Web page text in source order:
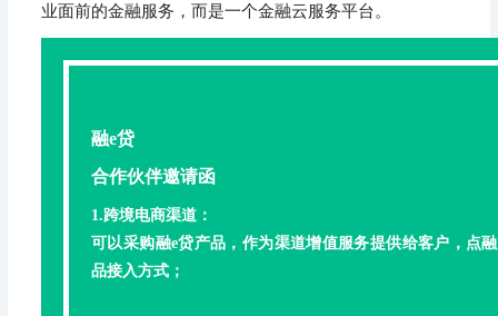
业面前的金融服务，而是一个金融云服务平台。
融e贷
合作伙伴邀请函
1.跨境电商渠道：
可以采购融e贷产品，作为渠道增值服务提供给客户， 点
品接入方式；